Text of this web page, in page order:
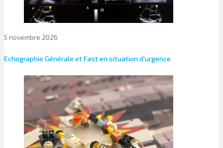
5 novembre 2026
Echographie Générale et Fast en situation d’urgence